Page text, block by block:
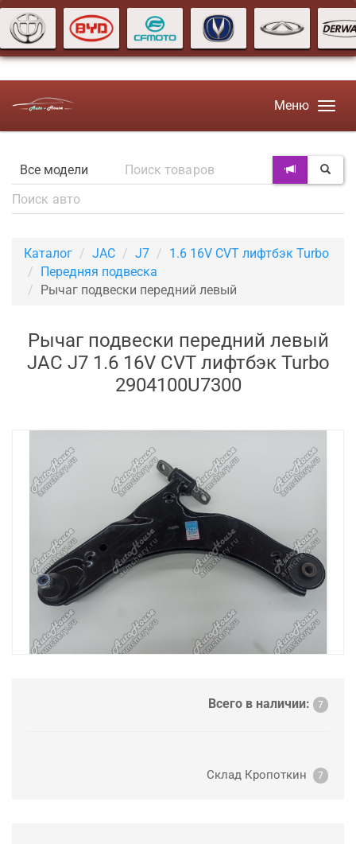
Меню
Каталог JAC J7
1.6 16V CVT лифтбэк Turbo
Передняя подвеска
Рычаг подвески передний левый
Рычаг подвески передний левый
JAC J7 1.6 16V CVT лифтбэк Turbo
2904100U7300
Всего в наличии: 7
Склад Кропоткин 7